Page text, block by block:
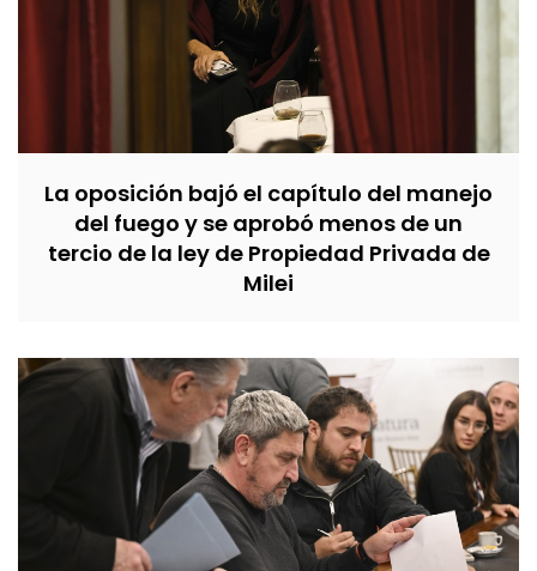
La oposición bajó el capítulo del manejo
del fuego y se aprobó menos de un
tercio de la ley de Propiedad Privada de
Milei